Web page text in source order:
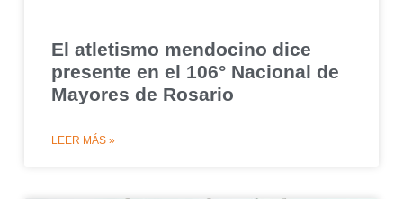
El atletismo mendocino dice
presente en el 106° Nacional de
Mayores de Rosario
LEER MÁS »